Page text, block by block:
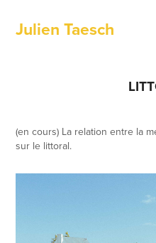
Julien Taesch
(en cours) La relation entre la
sur le littoral.